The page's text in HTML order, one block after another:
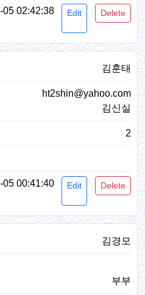
05 02:42:38 Edit Delete
김훈태
ht2shin@yahoo.com
김신실
2
05 00:41:40 Edit Delete
김경모
부부